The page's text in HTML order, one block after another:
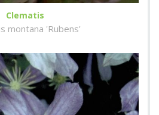
Clematis
montana 'Rubens'